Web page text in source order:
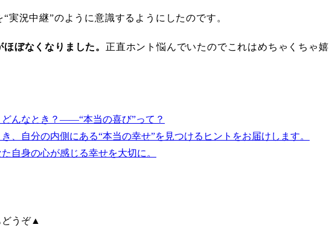
実況中継”のように意識するようにしたのです。
ほぼなくなりました。 正直ホント悩んでいたのでこれはめちゃくちゃ嬉
んなとき？――“本当の喜び”って？
、自分の内側にある“本当の幸せ”を見つけるヒントをお届けします。
自身の心が感じる幸せを大切に。
どうぞ▲